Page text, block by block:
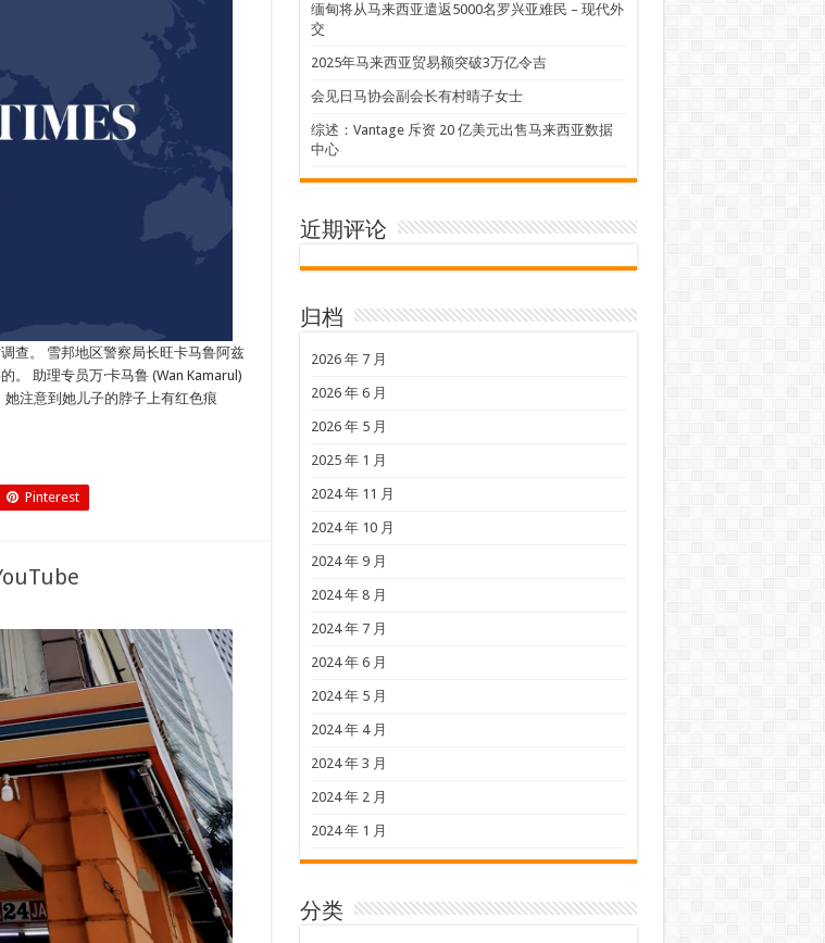
查。 雪邦地区警察局长旺卡马鲁阿兹
。 助理专员万·卡马鲁 (Wan Kamarul)
注意到她儿子的脖子上有红色痕
Pinterest
缅甸将从马来西亚遣返5000名罗兴亚难民 – 现代外
交
2025年马来西亚贸易额突破3万亿令吉
会见日马协会副会长有村晴子女士
综述：Vantage 斥资 20 亿美元出售马来西亚数据
中心
近期评论
归档
2026 年 7 月
2026 年 6 月
2026 年 5 月
2025 年 1 月
2024 年 11 月
2024 年 10 月
2024 年 9 月
2024 年 8 月
2024 年 7 月
2024 年 6 月
2024 年 5 月
2024 年 4 月
2024 年 3 月
2024 年 2 月
2024 年 1 月
分类